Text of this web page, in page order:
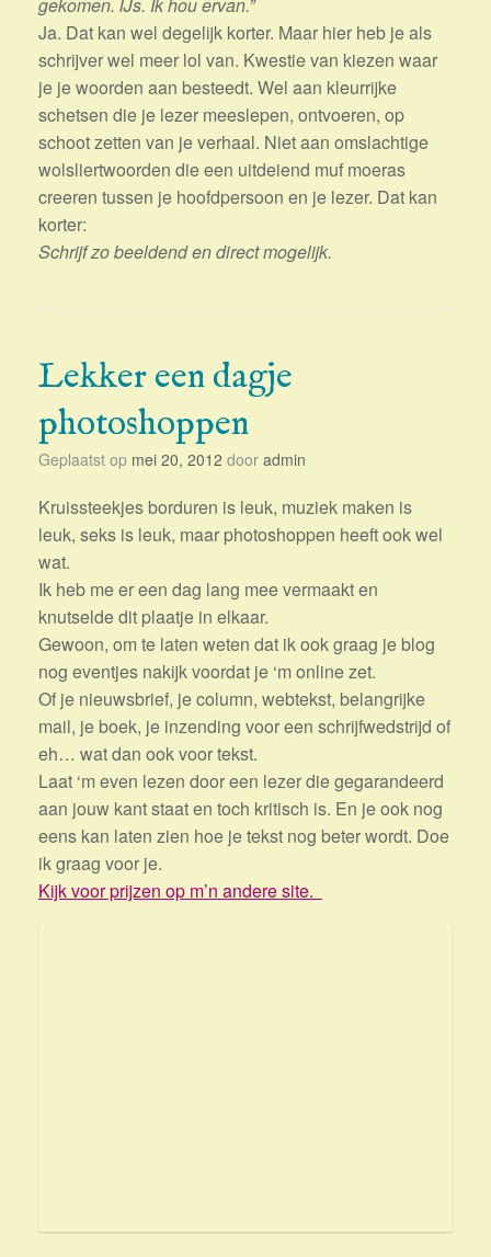
Ja. Dat kan wel degelijk korter. Maar hier heb je als
schrijver wel meer lol van. Kwestie van kiezen waar
je je woorden aan besteedt. Wel aan kleurrijke
schetsen die je lezer meeslepen, ontvoeren, op
schoot zetten van je verhaal. Niet aan omslachtige
wolsliertwoorden die een uitdeiend muf moeras
creeren tussen je hoofdpersoon en je lezer. Dat kan
korter:
Schrijf zo beeldend en direct mogelijk.
Lekker een dagje
photoshoppen
Geplaatst op mei 20, 2012 door admin
Kruissteekjes borduren is leuk, muziek maken is
leuk, seks is leuk, maar photoshoppen heeft ook wel
wat.
Ik heb me er een dag lang mee vermaakt en
knutselde dit plaatje in elkaar.
Gewoon, om te laten weten dat ik ook graag je blog
nog eventjes nakijk voordat je ‘m online zet.
Of je nieuwsbrief, je column, webtekst, belangrijke
mail, je boek, je inzending voor een schrijfwedstrijd of
eh… wat dan ook voor tekst.
Laat ‘m even lezen door een lezer die gegarandeerd
aan jouw kant staat en toch kritisch is. En je ook nog
eens kan laten zien hoe je tekst nog beter wordt. Doe
ik graag voor je.
Kijk voor prijzen op m’n andere site.